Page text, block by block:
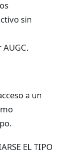
sin
a un
EL TIPO